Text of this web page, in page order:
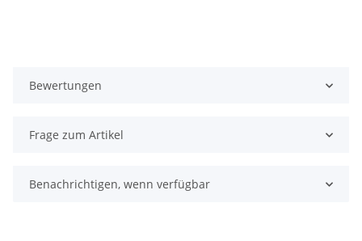
Bewertungen
Frage zum Artikel
Benachrichtigen, wenn verfügbar